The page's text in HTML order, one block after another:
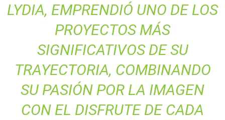
LYDIA, EMPRENDIÓ UNO DE LOS
PROYECTOS MÁS
SIGNIFICATIVOS DE SU
TRAYECTORIA, COMBINANDO
SU PASIÓN POR LA IMAGEN
CON EL DISFRUTE DE CADA